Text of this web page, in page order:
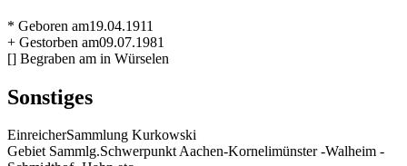
* Geboren am19.04.1911
+ Gestorben am09.07.1981
[] Begraben am in Würselen
Sonstiges
EinreicherSammlung Kurkowski
Gebiet Sammlg.Schwerpunkt Aachen-Kornelimünster -Walheim -